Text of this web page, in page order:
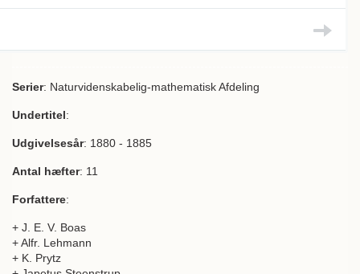
Serier: Naturvidenskabelig-mathematisk Afdeling
Undertitel:
Udgivelsesår: 1880 - 1885
Antal hæfter: 11
Forfattere:
+ J. E. V. Boas
+ Alfr. Lehmann
+ K. Prytz